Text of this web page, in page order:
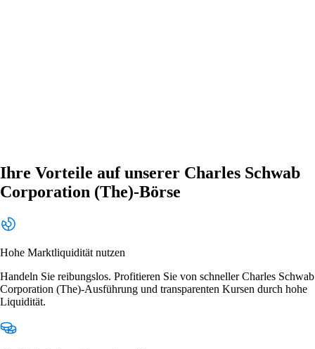
Ihre Vorteile auf unserer Charles Schwab
Corporation (The)-Börse
Hohe Marktliquidität nutzen
Handeln Sie reibungslos. Profitieren Sie von schneller Charles Schwab
Corporation (The)-Ausführung und transparenten Kursen durch hohe
Liquidität.